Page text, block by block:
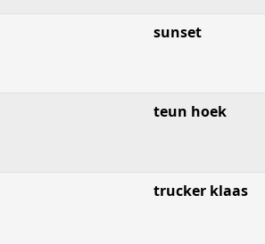
sunset
teun hoek
trucker klaas